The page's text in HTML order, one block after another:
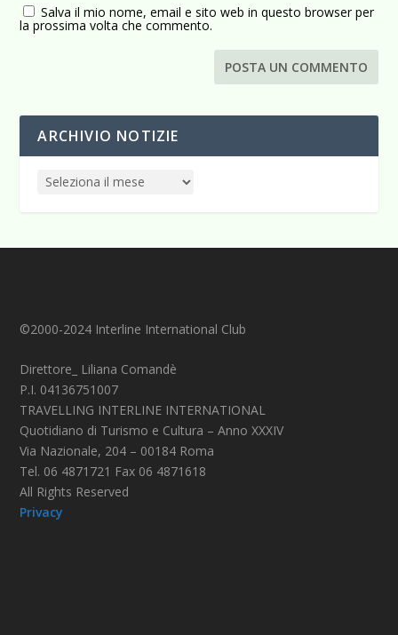
Salva il mio nome, email e sito web in questo browser per
la prossima volta che commento.
ARCHIVIO NOTIZIE
©2000-2024 Interline International Club
Direttore_ Liliana Comandè
P.I. 04136751007
TRAVELLING INTERLINE INTERNATIONAL
Quotidiano di Turismo e Cultura – Anno XXXIV
Via Nazionale, 204 – 00184 Roma
Tel. 06 4871721 Fax 06 4871618
All Rights Reserved
Privacy